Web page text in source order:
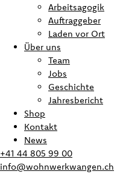
Arbeitsagogik
Auftraggeber
Laden vor Ort
Über uns
Team
Jobs
Geschichte
Jahresbericht
Shop
Kontakt
News
+41 44 805 99 00
info@wohnwerkwangen.ch